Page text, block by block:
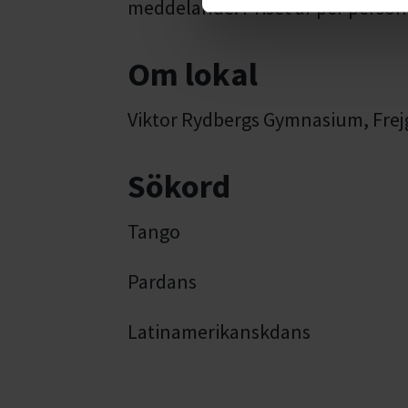
meddelande. Priset är per
Om lokal
Viktor Rydbergs Gymnasium,
Sökord
Tango
Pardans
Latinamerikanskdans